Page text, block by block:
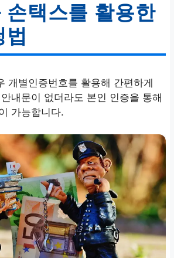
손택스를 활용한
법
개별인증번호를 활용해 간편하게
내문이 없더라도 본인 인증을 통해
가능합니다.